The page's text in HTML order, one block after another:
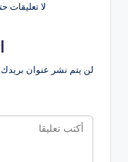
لا تعليقات
لن يتم نشر عنوان بريدك